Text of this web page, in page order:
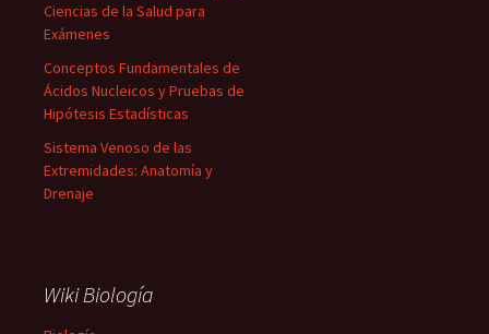
Ciencias de la Salud para
Exámenes
Conceptos Fundamentales de
Ácidos Nucleicos y Pruebas de
Hipótesis Estadísticas
Sistema Venoso de las
Extremidades: Anatomía y
Drenaje
Wiki Biología